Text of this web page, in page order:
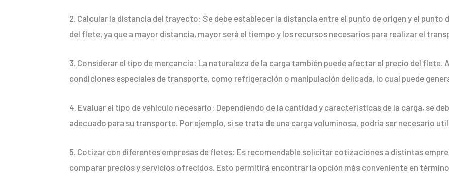
2. Calcular la distancia del trayecto: Se debe establecer la distancia entre el punto de origen y el punto
del flete, ya que a mayor distancia, mayor será el tiempo y los recursos necesarios para realizar el
3. Considerar el tipo de mercancía: La naturaleza de la carga también puede afectar el precio del flete.
condiciones especiales de transporte, como refrigeración o manipulación delicada, lo cual puede
4. Evaluar el tipo de vehículo necesario: Dependiendo de la cantidad y características de la carga, se
adecuado para su transporte. Por ejemplo, si se trata de una carga voluminosa, podría ser necesario
5. Cotizar con diferentes empresas de fletes: Es recomendable solicitar cotizaciones a distintas
comparar precios y servicios ofrecidos. Esto permitirá encontrar la opción más conveniente en